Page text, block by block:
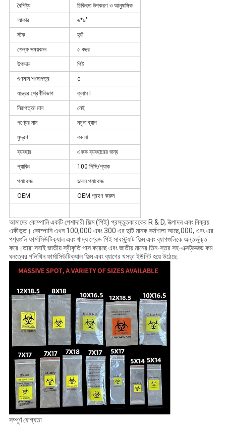
বৈশিষ্ট্য চিকিৎসা উপকরণ ও আনুষাঙ্গিক
আকার ৬*৯"
স্টক হ্যাঁ
শেল্ফ সময়কাল ৫ বছর
উপাদান পিই
গুণমান শংসাপত্র c
যন্ত্রের শ্রেণীবিভাগ ক্লাস I
নিরাপত্তা মান নেই
পণ্যের নাম নমুনা ব্যাগ
মুদ্রণ কমলা
ব্যবহার একক ব্যবহারের জন্য
প্যাকিং 100 পিসি/প্যাক
প্যাকেজ ডাবল প্যাকেজ
OEM OEM গ্রহণ করুন
আমাদের কোম্পানি একটি পেশাদারী ফিল্ম (পিই) প্রস্তুতকারকের R & D, উত্পাদন এবং বিক্রয়
একীভূত। কোম্পানি এখন 100,000 এবং 300 এর দুটি মানক কর্মশালা আছে,000, এবং এর
পণ্যগুলি ফার্মাসিউটিক্যাল এবং খাদ্য গ্রেড পিই সাবস্ট্র্যাট ফিল্ম এবং ব্যাগগুলিকে অন্তর্ভুক্ত
করে।তারা সবাই জাতীয় স্বীকৃতি পাস করেছে এবং জাতীয় মানের তিন-স্তর সহ-এক্সট্রুজড কম
ঘনত্বের পলিথিন ফার্মাসিউটিক্যাল ফিল্ম এবং ব্যাগের খসড়া ইউনিট হয়ে উঠেছে.
সম্পূর্ণ যোগ্যতা